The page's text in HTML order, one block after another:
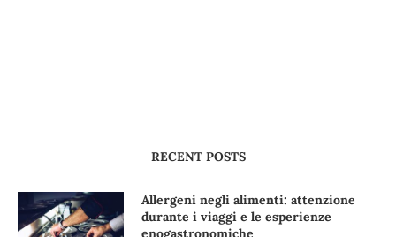
RECENT POSTS
Allergeni negli alimenti: attenzione
durante i viaggi e le esperienze